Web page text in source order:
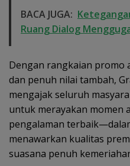
BACA JUGA:
Ruang Dialog
Dengan rangkaian promo
dan penuh nilai tambah,
mengajak seluruh
untuk merayakan momen
pengalaman
menawarkan kualitas
suasana penuh